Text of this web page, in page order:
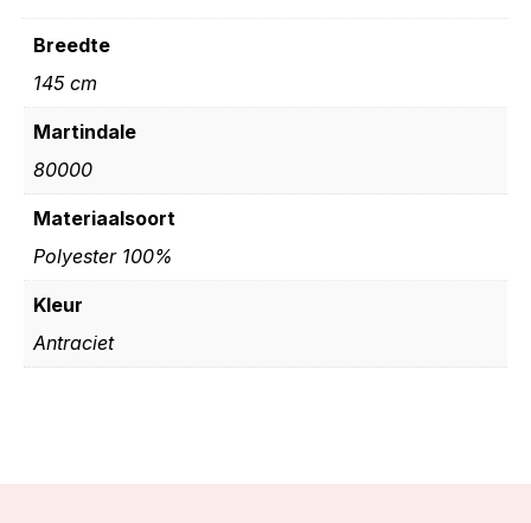
Breedte
145 cm
Martindale
80000
Materiaalsoort
Polyester 100%
Kleur
Antraciet